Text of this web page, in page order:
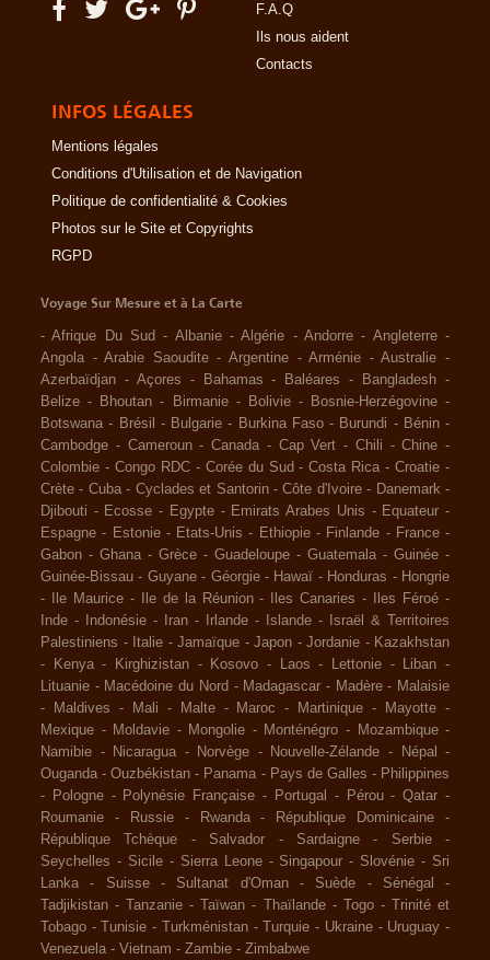
F.A.Q
Ils nous aident
Contacts
INFOS LÉGALES
Mentions légales
Conditions d'Utilisation et de Navigation
Politique de confidentialité & Cookies
Photos sur le Site et Copyrights
RGPD
Voyage Sur Mesure et à La Carte
-Afrique Du Sud - Albanie -Algérie -Andorre - Angleterre -
Angola -Arabie Saoudite -Argentine -Arménie -Australie -
Azerbaïdjan - Açores - Bahamas - Baléares - Bangladesh -
Belize - Bhoutan - Birmanie - Bolivie - Bosnie-Herzégovine -
Botswana - Brésil - Bulgarie - Burkina Faso - Burundi - Bénin -
Cambodge - Cameroun - Canada - Cap Vert - Chili -Chine -
Colombie - Congo RDC - Corée du Sud -Costa Rica -Croatie -
Crète - Cuba - Cyclades et Santorin -Côte d'Ivoire - Danemark -
Djibouti - Ecosse - Egypte - Emirats Arabes Unis - Equateur -
Espagne - Estonie - Etats-Unis - Ethiopie - Finlande - France -
Gabon - Ghana - Grèce - Guadeloupe - Guatemala - Guinée -
Guinée-Bissau - Guyane - Géorgie - Hawaï - Honduras - Hongrie
-
Ile Maurice - Ile de la Réunion - Iles Canaries - Iles Féroé -
Inde - Indonésie - Iran - Irlande - Islande -
Israël & Territoires
Palestiniens - Italie - Jamaïque - Japon - Jordanie - Kazakhstan
-
Kenya - Kirghizistan - Kosovo - Laos - Lettonie - Liban -
Lituanie - Macédoine du Nord - Madagascar - Madère - Malaisie
-
Maldives - Mali - Malte - Maroc - Martinique - Mayotte -
Mexique - Moldavie - Mongolie - Monténégro - Mozambique -
Namibie - Nicaragua - Norvège - Nouvelle-Zélande - Népal
-
Ouganda -Ouzbékistan - Panama - Pays de Galles - Philippines
-
Pologne - Polynésie Française - Portugal - Pérou -Qatar -
Roumanie
- Russie - Rwanda - République Dominicaine
-
République Tchèque
- Salvador - Sardaigne - Serbie
-
Seychelles - Sicile - Sierra Leone - Singapour - Slovénie - Sri
Lanka
- Suisse - Sultanat d'Oman - Suède - Sénégal
-
Tadjikistan -Tanzanie -Taïwan - Thaïlande - Togo - Trinité et
Tobago -Tunisie - Turkménistan -Turquie - Ukraine - Uruguay -
Venezuela - Vietnam - Zambie - Zimbabwe